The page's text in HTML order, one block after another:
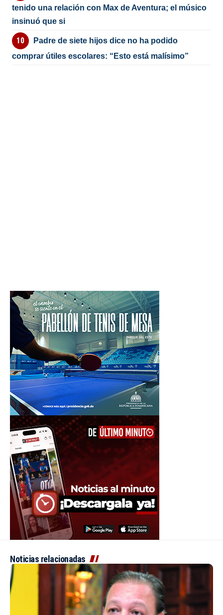
tenido una relación con Max de Aventura; el músico
insinuó que si
Padre de siete hijos dice no ha podido
comprar útiles escolares: “Esto está malísimo”
Noticias relacionadas